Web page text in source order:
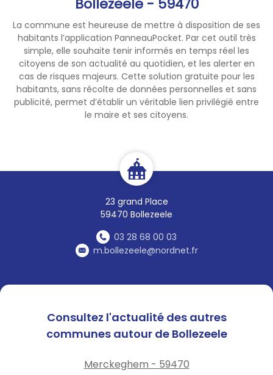
La commune est heureuse de mettre à disposition de ses
habitants l’application PanneauPocket. Par cet outil très
simple, elle souhaite tenir informés en temps réel les
citoyens de son actualité au quotidien, et les alerter en
cas de risques majeurs. Cette solution gratuite pour les
habitants, sans récolte de données personnelles et sans
publicité, permet d’établir un véritable lien privilégié entre
le maire et ses citoyens.
23 grand Place
59470 Bollezeele
03 28 68 00 03
m.bollezeele@nordnet.fr
valoir chez un restaurateur
labellisé « Estaminet
Flamand© »
Une belle occasion de
partager un moment en
famille, de (re)découvrir les
trésors de la Terre de Flandre
et de vivre une aventure
Téléchargez gratuitement
l'application "Piste et Trésor"
Règlement et modalités :
Consultez l'actualité des autres
communes autour de Bollezeele
Merckeghem - 59470